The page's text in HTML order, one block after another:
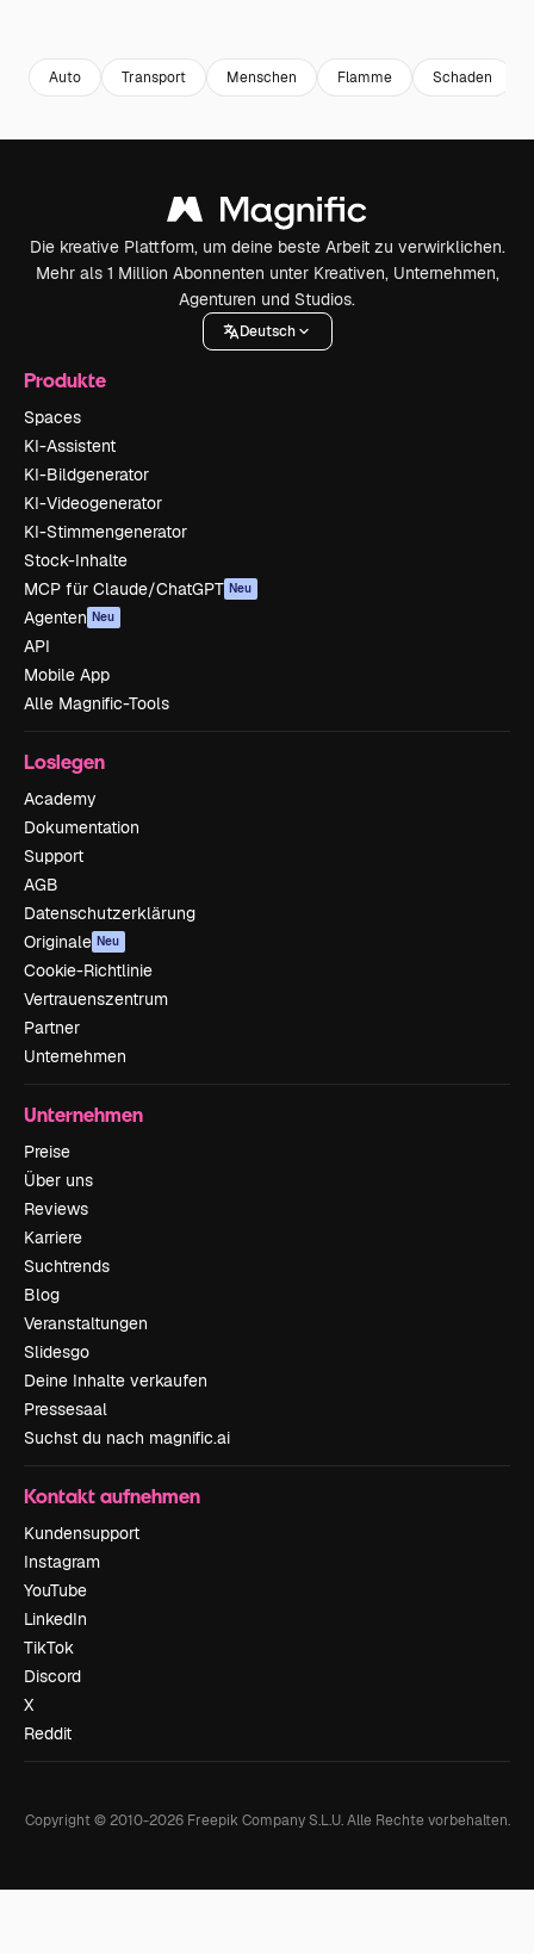
Auto Transport Menschen Flamme Schaden
Die kreative Plattform, um deine beste Arbeit zu verwirklichen.
Mehr als 1 Million Abonnenten unter Kreativen, Unternehmen,
Agenturen und Studios.
Deutsch
Produkte
Spaces
KI-Assistent
KI-Bildgenerator
KI-Videogenerator
KI-Stimmengenerator
Stock-Inhalte
MCP für Claude/ChatGPT Neu
Agenten Neu
API
Mobile App
Alle Magnific-Tools
Loslegen
Academy
Dokumentation
Support
AGB
Datenschutzerklärung
Originale Neu
Cookie-Richtlinie
Vertrauenszentrum
Partner
Unternehmen
Unternehmen
Preise
Über uns
Reviews
Karriere
Suchtrends
Blog
Veranstaltungen
Slidesgo
Deine Inhalte verkaufen
Pressesaal
Suchst du nach magnific.ai
Kontakt aufnehmen
Kundensupport
Instagram
YouTube
LinkedIn
TikTok
Discord
X
Reddit
Copyright © 2010-2026Freepik Company S.L.U. Alle Rechte vorbehalten.